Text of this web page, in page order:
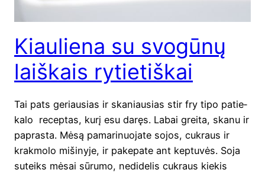
Kiauliena su svogūnų
laiškais rytietiškai
Tai pats geriau­sias ir ska­niau­sias stir fry tipo patie­
ka­lo recep­tas, kurį esu daręs. Labai grei­ta, ska­nu ir
papras­ta. Mėsą pama­ri­nuo­ja­te sojos, cuk­raus ir
krak­mo­lo miši­ny­je, ir pake­pa­te ant kep­tu­vės. Soja
suteiks mėsai sūru­mo, nedi­de­lis cuk­raus kie­kis